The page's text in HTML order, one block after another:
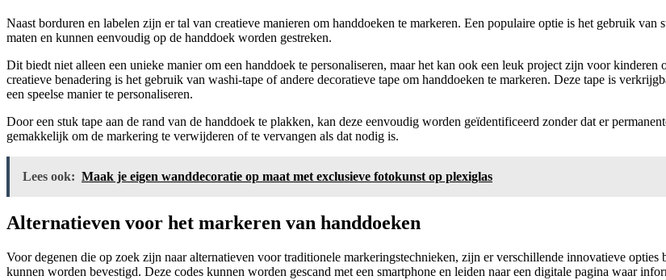
Naast borduren en labelen zijn er tal van creatieve manieren om handdoeken te markeren. Een populaire optie is het gebruik
maten en kunnen eenvoudig op de handdoek worden gestreken.
Dit biedt niet alleen een unieke manier om een handdoek te personaliseren, maar het kan ook een leuk project zijn voor
creatieve benadering is het gebruik van washi-tape of andere decoratieve tape om handdoeken te markeren. Deze tape is
een speelse manier te personaliseren.
Door een stuk tape aan de rand van de handdoek te plakken, kan deze eenvoudig worden geïdentificeerd zonder dat er
gemakkelijk om de markering te verwijderen of te vervangen als dat nodig is.
Lees ook: Maak je eigen wanddecoratie op maat met exclusieve fotokunst op plexiglas
Alternatieven voor het markeren van handdoeken
Voor degenen die op zoek zijn naar alternatieven voor traditionele markeringstechnieken, zijn er verschillende innovatieve
kunnen worden bevestigd. Deze codes kunnen worden gescand met een smartphone en leiden naar een digitale pagina waar